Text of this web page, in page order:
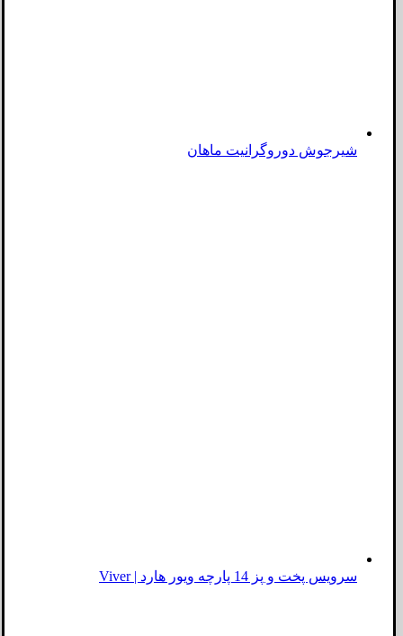
شیرجوش دوروگرانیت ماهان
سرویس پخت و پز 14 پارچه ویور هارد | Viver